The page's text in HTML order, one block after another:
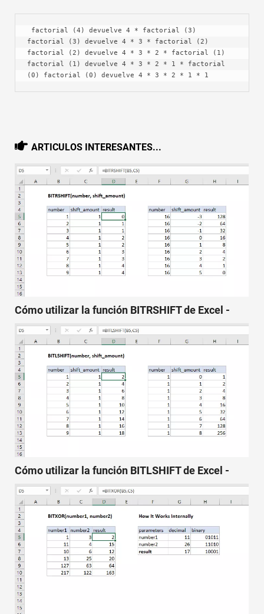
factorial (3) devuelve 4 * 3 * factorial (2)
factorial (2) devuelve 4 * 3 * 2 * factorial (1)
factorial (1) devuelve 4 * 3 * 2 * 1 * factorial
(0) factorial (0) devuelve 4 * 3 * 2 * 1 * 1
ARTICULOS INTERESANTES...
Cómo utilizar la función BITRSHIFT de Excel -
Cómo utilizar la función BITLSHIFT de Excel -